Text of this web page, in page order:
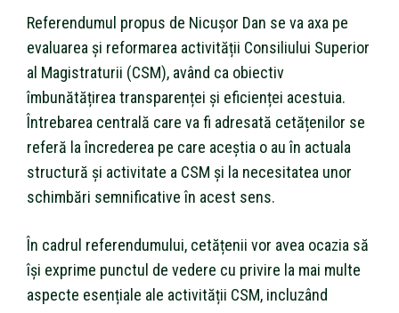
Referendumul propus de Nicușor Dan se va axa pe
evaluarea și reformarea activității Consiliului Superior
al Magistraturii (CSM), având ca obiectiv
îmbunătățirea transparenței și eficienței acestuia.
Întrebarea centrală care va fi adresată cetățenilor se
referă la încrederea pe care aceștia o au în actuala
structură și activitate a CSM și la necesitatea unor
schimbări semnificative în acest sens.
În cadrul referendumului, cetățenii vor avea ocazia să
își exprime punctul de vedere cu privire la mai multe
aspecte esențiale ale activității CSM, incluzând